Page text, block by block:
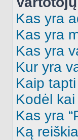
Kas yra
Kas yra
Kas yra
Kur yra
Kaip
Kodėl
Kas yra
Ką